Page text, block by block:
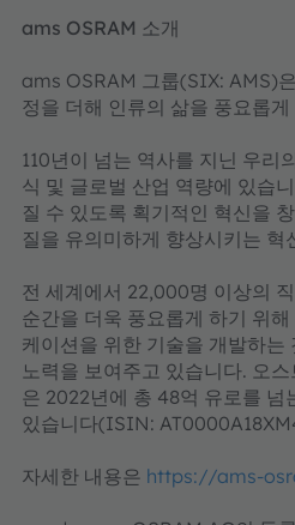
ams OSRAM 소개
ams OSRAM 그룹(SIX: AMS)
정을 더해 인류의 삶을 풍요롭
110년이 넘는 역사를 지닌 우리
식 및 글로벌 산업 역량에 있습
질 수 있도록 획기적인 혁신을
질을 유의미하게 향상시키는 혁
전 세계에서 22,000명 이상의
순간을 더욱 풍요롭게 하기 위
케이션을 위한 기술을 개발하
노력을 보여주고 있습니다. 오
은 2022년에 총 48억 유로를
있습니다(ISIN:
자세한 내용은 https://ams-